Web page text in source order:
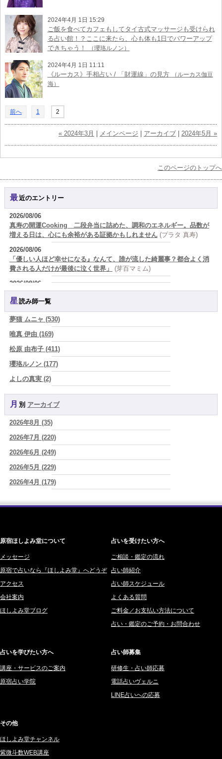
2024年4月 1日 15:29
ご飯を食べてカフェもしてタイ古式マッサージも受けられ
る占い館！？ここに来たら、心も体も1日でパワーアップ
できちゃう！
（瓔珞ルノン）
2024年4月 1日 11:11
《ルーカス》手相占い / 「財運線」の見方
（ルーカス伽豆
海）
前へ 1 2
« 2024年3月 メインページ アーカイブ 2024年5月 »
このページのトップへ
最近のエントリー
2026/08/06
真寿の開運Cooking 二段弁当に詰めた、調和のエネルギー。品数が
増える日は、心にも余裕がある証拠かもしれません (プラタ 真寿)
2026/08/06
「優しい人ほど幸せになる』なんて、誰が流した綺麗事？都合よく消
費される人だけが最後に泣く世界」
(芽百マミム)
2026/08/06
好きだけでは続かない。それでも離れられない人を愛と呼ぶほど、人
は自分を壊していく
2026/08/06
2026年8月6日 壬子 真冬の海のように、自分の道を切り拓く日
り)
2026/08/05
占いが教えてくれたのは、答えじゃなくて勇気だったお話
「言うことを聞かない子」に、どう伝える？｜紫微斗数でわかる子ど
もの特性 (美月マーシャ)
2026/08/05
紫微斗数で親子問題の原因がわかり腑におちた【育児の悩み】
Luru)
2026/08/05
YouTube恋愛3択リーディング動画ばかりみてしまう時は
才能ではなくて習慣～毎日の言葉・毎日の選択が人生をつくる～
星読み師一覧
夢猫 ムニャ (530)
唯真 伊由 (169)
松原 由布子 (411)
瓔珞ルノン (177)
よしの真実 (2)
YOSHIKI (58)
よみ (39)
一之森 陽柑 (26)
椰奈空 (64)
ワカリミ (1)
神楽峰ヴィスカ (10)
赤羽うさぎ (341)
橘メルロ (7)
鈴喜みわこ (8)
鯖ノ実 ソニン (19)
愛音ソナタ (16)
紫村 明世 (34)
桜望巴千 (270)
綺咲みゆき (22)
比呂 酒井 (59)
月別 アーカイブ
2026年8月 (35)
2026年7月 (220)
2026年6月 (249)
2026年5月 (229)
2026年4月 (179)
2025年12月 (201)
2025年11月 (252)
2025年10月 (242)
2025年9月 (196)
2025年8月 (182)
2024年12月 (57)
2024年11月 (38)
2024年10月 (36)
原宿ほしよみ堂について
メッセージ
原宿で占いなら『ほしよみ堂』へどうぞ
アクセス
会社案内
ほしよみ堂ブログ
占いを受けたい方へ
ご相談・鑑定の流れ
占い師紹介
占い師スケジュール
よくある質問
ご料金／お支払い方法について
占い・鑑定のご予約・お問合わせ
占いを学びたい方へ
講座・サービスのご案内
原宿占い学院
占い師募集
研修生・占い師応募
電話占いヴェルニ
LINE占いへの応募
その他
ほしよみ堂チャンネル
紫微斗数WEB講座